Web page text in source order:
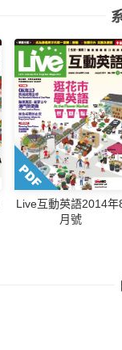
Live互動英語2014年
月號